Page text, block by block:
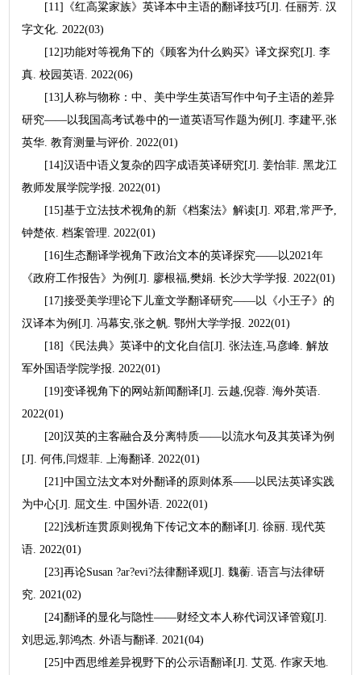
[11]《红高粱家族》英译本中主语的翻译技巧[J]. 任丽芳. 汉
字文化. 2022(03)
[12]功能对等视角下的《顾客为什么购买》译文探究[J]. 李
真. 校园英语. 2022(06)
[13]人称与物称：中、美中学生英语写作中句子主语的差异
研究——以我国高考试卷中的一道英语写作题为例[J]. 李建平,张
英华. 教育测量与评价. 2022(01)
[14]汉语中语义复杂的四字成语英译研究[J]. 姜怡菲. 黑龙江
教师发展学院学报. 2022(01)
[15]基于立法技术视角的新《档案法》解读[J]. 邓君,常严予,
钟楚依. 档案管理. 2022(01)
[16]生态翻译学视角下政治文本的英译探究——以2021年
《政府工作报告》为例[J]. 廖根福,樊娟. 长沙大学学报. 2022(01)
[17]接受美学理论下儿童文学翻译研究——以《小王子》的
汉译本为例[J]. 冯幕安,张之帆. 鄂州大学学报. 2022(01)
[18]《民法典》英译中的文化自信[J]. 张法连,马彦峰. 解放
军外国语学院学报. 2022(01)
[19]变译视角下的网站新闻翻译[J]. 云越,倪蓉. 海外英语.
2022(01)
[20]汉英的主客融合及分离特质——以流水句及其英译为例
[J]. 何伟,闫煜菲. 上海翻译. 2022(01)
[21]中国立法文本对外翻译的原则体系——以民法英译实践
为中心[J]. 屈文生. 中国外语. 2022(01)
[22]浅析连贯原则视角下传记文本的翻译[J]. 徐丽. 现代英
语. 2022(01)
[23]再论Susan ?ar?evi?法律翻译观[J]. 魏蘅. 语言与法律研
究. 2021(02)
[24]翻译的显化与隐性——财经文本人称代词汉译管窥[J].
刘思远,郭鸿杰. 外语与翻译. 2021(04)
[25]中西思维差异视野下的公示语翻译[J]. 艾觅. 作家天地.